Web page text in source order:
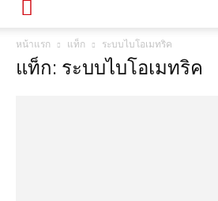
หน้าแรก แท็ก ระบบไบโอเมทริค
แท็ก: ระบบไบโอเมทริค